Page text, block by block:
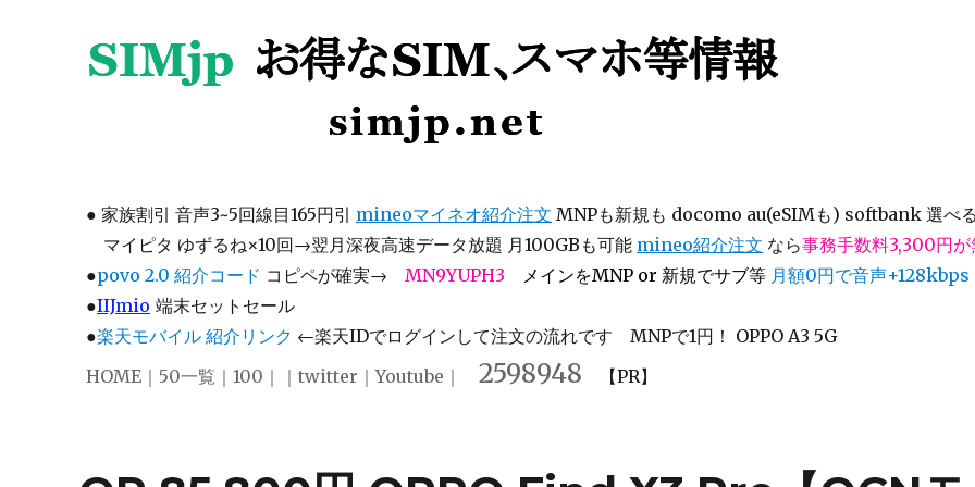
● 家族割引 音声3~5回線目165円引 mineoマイネオ紹介注文 MNPも新規も docomo au(eSIMも) softbank 選べる
マイピタ ゆずるね×10回→翌月深夜高速データ放題 月100GBも可能 mineo紹介注文 なら事務手数料3,300円が
●povo 2.0 紹介コード コピペが確実→ MN9YUPH3 メインをMNP or 新規でサブ等 月額0円で音声+128kbps
●IIJmio 端末セットセール
●楽天モバイル 紹介リンク ←楽天IDでログインして注文の流れです MNPで1円！ OPPO A3 5G
HOME ｜ 50一覧 ｜ 100 ｜｜ twitter ｜Youtube ｜ 2598948 【PR】